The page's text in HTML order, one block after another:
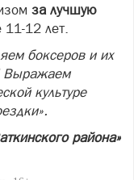
за лучшую
12 лет.
боксеров и их
Выражаем
культуре
района»